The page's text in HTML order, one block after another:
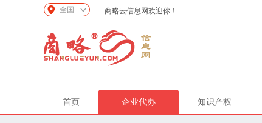
全国 商略云信息网欢迎你！
首页 企业代办 知识产权